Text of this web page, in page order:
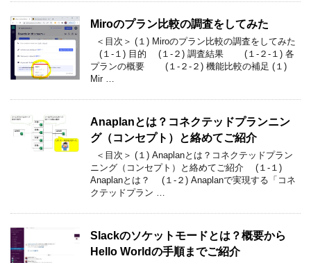
Miroのプラン比較の調査をしてみた
＜目次＞ (１) Miroのプラン比較の調査をしてみた
(１-１) 目的 (１-２) 調査結果 (１-２-１) 各
プランの概要 (１-２-２) 機能比較の補足 (１)
Mir …
Anaplanとは？コネクテッドプランニン
グ（コンセプト）と絡めてご紹介
＜目次＞ (１) Anaplanとは？コネクテッドプラン
ニング（コンセプト）と絡めてご紹介 (１-１)
Anaplanとは？ (１-２) Anaplanで実現する「コネ
クテッドプラン …
Slackのソケットモードとは？概要から
Hello Worldの手順までご紹介